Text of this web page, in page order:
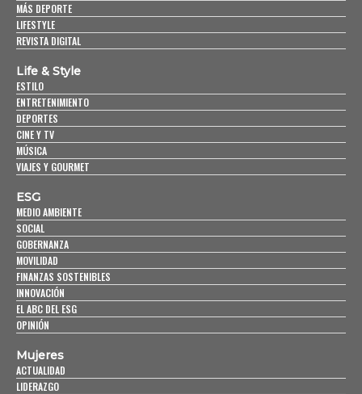
MÁS DEPORTE
LIFESTYLE
REVISTA DIGITAL
Life & Style
ESTILO
ENTRETENIMIENTO
DEPORTES
CINE Y TV
MÚSICA
VIAJES Y GOURMET
ESG
MEDIO AMBIENTE
SOCIAL
GOBERNANZA
MOVILIDAD
FINANZAS SOSTENIBLES
INNOVACIÓN
EL ABC DEL ESG
OPINIÓN
Mujeres
ACTUALIDAD
LIDERAZGO